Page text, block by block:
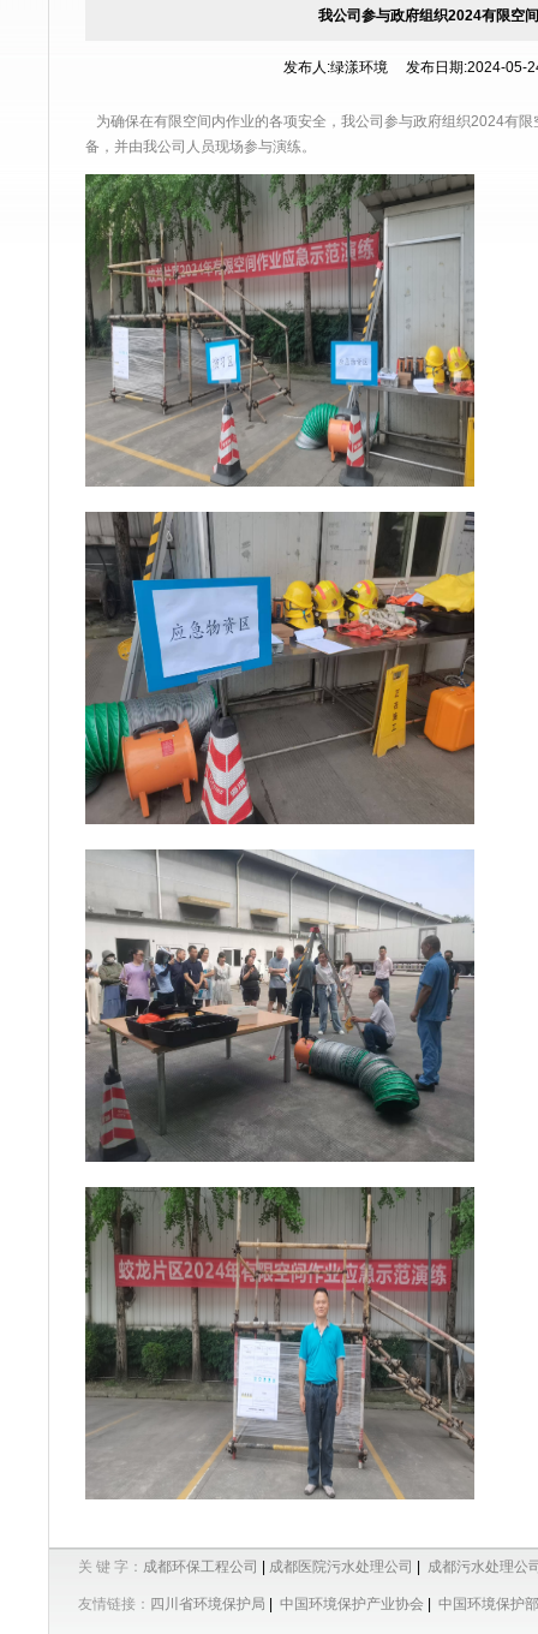
我公司参与政府组织2024有限空
发布人:绿漾环境 发布日期:2024-05-
为确保在有限空间内作业的各项安全，我公司参与政府组织2024有
备，并由我公司人员现场参与演练。
关 键 字： 成都环保工程公司 成都医院污水处理公司 成都污水处理公
友情链接： 四川省环境保护局 中国环境保护产业协会 中国环境保护部